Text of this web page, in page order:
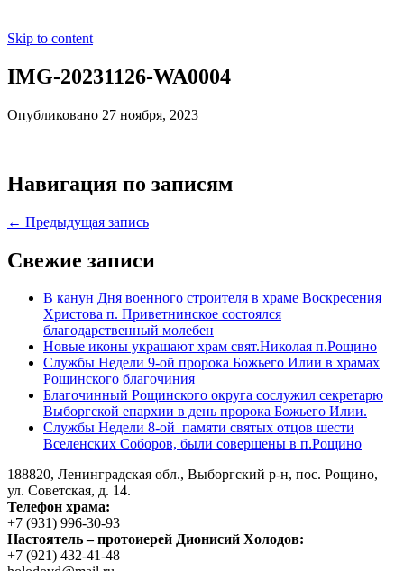
Skip to content
IMG-20231126-WA0004
Опубликовано 27 ноября, 2023
Навигация по записям
← Предыдущая запись
Свежие записи
В канун Дня военного строителя в храме Воскресения
Христова п. Приветнинское состоялся
благодарственный молебен
Новые иконы украшают храм свят.Николая п.Рощино
Службы Недели 9-ой пророка Божьего Илии в храмах
Рощинского благочиния
Благочинный Рощинского округа сослужил секретарю
Выборгской епархии в день пророка Божьего Илии.
Службы Недели 8-ой памяти святых отцов шести
Вселенских Соборов, были совершены в п.Рощино
188820, Ленинградская обл., Выборгский р-н, пос. Рощино,
ул. Советская, д. 14.
Телефон храма:
+7 (931) 996-30-93
Настоятель – протоиерей Дионисий Холодов:
+7 (921) 432-41-48